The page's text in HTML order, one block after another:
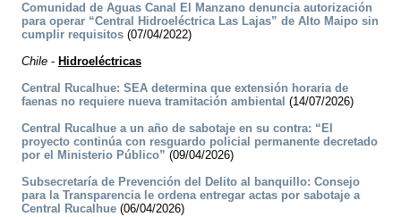
Comunidad de Aguas Canal El Manzano denuncia autorización
para operar “Central Hidroeléctrica Las Lajas” de Alto Maipo sin
cumplir requisitos (07/04/2022)
Chile - Hidroeléctricas
Central Rucalhue: SEA determina que extensión horaria de
faenas no requiere nueva tramitación ambiental (14/07/2026)
Central Rucalhue a un año de sabotaje en su contra: “El
proyecto continúa con resguardo policial permanente decretado
por el Ministerio Público” (09/04/2026)
Subsecretaría de Prevención del Delito al banquillo: Consejo
para la Transparencia le ordena entregar actas por sabotaje a
Central Rucalhue (06/04/2026)